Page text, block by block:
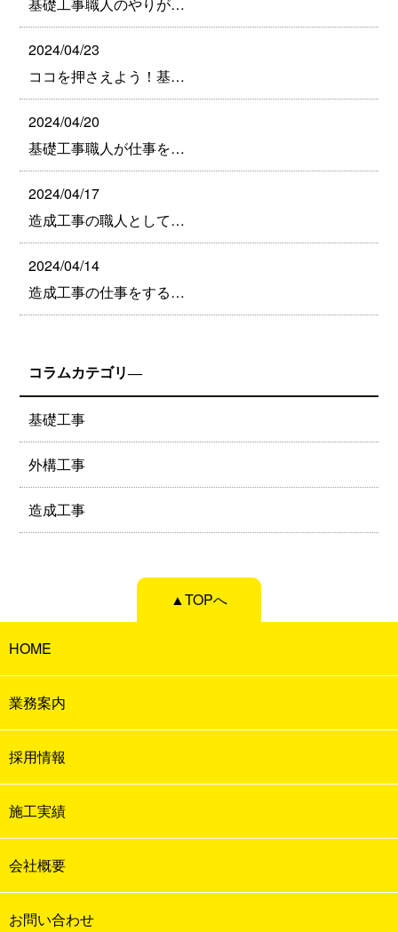
2024/04/23
ココを押さえよう！基…
2024/04/20
基礎工事職人が仕事を…
2024/04/17
造成工事の職人として…
2024/04/14
造成工事の仕事をする…
コラムカテゴリ―
基礎工事
外構工事
造成工事
▲TOPへ
HOME
業務案内
採用情報
施工実績
会社概要
お問い合わせ